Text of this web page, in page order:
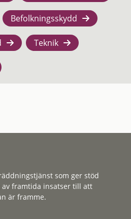
Befolkningsskydd
Teknik
som ger stöd
framtida insatser till att
är framme.